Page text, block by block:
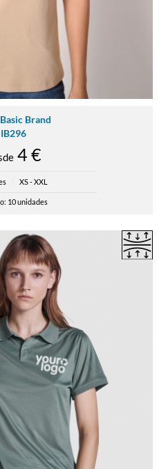
Brand
IB296
4 €
XS - XXL
10 unidades